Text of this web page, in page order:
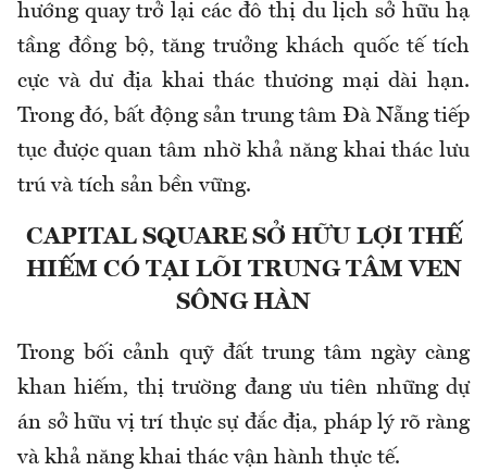
hướng quay trở lại các đô thị du lịch sở hữu hạ
tầng đồng bộ, tăng trưởng khách quốc tế tích
cực và dư địa khai thác thương mại dài hạn.
Trong đó, bất động sản trung tâm Đà Nẵng tiếp
tục được quan tâm nhờ khả năng khai thác lưu
trú và tích sản bền vững.
CAPITAL SQUARE SỞ HỮU LỢI THẾ
HIẾM CÓ TẠI LÕI TRUNG TÂM VEN
SÔNG HÀN
Trong bối cảnh quỹ đất trung tâm ngày càng
khan hiếm, thị trường đang ưu tiên những dự
án sở hữu vị trí thực sự đắc địa, pháp lý rõ ràng
và khả năng khai thác vận hành thực tế.